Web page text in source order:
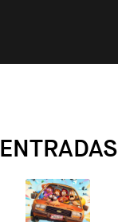
ENTRADAS